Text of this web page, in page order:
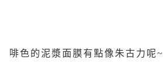
啡色的泥漿面膜有點像朱古力呢~